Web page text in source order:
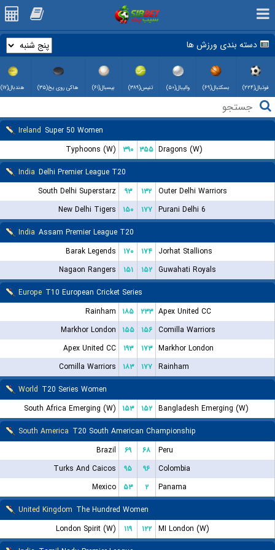
دسته بندی ورزش ها
فوتبال(۲۲۴) بسکتبال(۶۹) والیبال(۵۰) تنیس(۳۸۹) بیسبال(۶۱) هاکی روی یخ(۳۵) هندبال(۱۷)
Ireland Super 50 Women
Typhoons (W)
۳۹۰ ۳۵۵ Dragons (W)
India Delhi Premier League T20
South Delhi Superstarz
۹۳ ۱۳۲ Outer Delhi Warriors
New Delhi Tigers
۱۵۰ ۱۷۷ Purani Delhi 6
India Assam Premier League T20
Barak Legends
۱۷۰ ۱۷۴
Jorhat Stallions
Nagaon Rangers
۱۵۱ ۱۵۲ Guwahati Royals
Europe T10 European Cricket Series
Rainham ۱۸۵ ۲۳۳ Apex United CC
Markhor London ۱۵۵ ۱۵۶ Comilla Warriors
Apex United CC
۱۹۳ ۱۷۳ Markhor London
Comilla Warriors
۱۸۳ ۱۷۷ Rainham
World T20 Series Women
South Africa Emerging (W) ۱۵۳ ۱۵۲ Bangladesh Emerging (W)
South America T20 South American Championship
Brazil
۶۹ ۶۸
Peru
Turks And Caicos
۹۵ ۹۶
Colombia
Mexico
۵۳ ۲
Panama
United Kingdom The Hundred Women
London Spirit (W)
۱۱۹ ۱۲۲
MI London (W)